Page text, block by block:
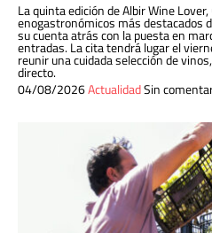
La quinta edición de Albir Wine
enogastronómicos más destacados
su cuenta atrás con la puesta en
entradas. La cita tendrá lugar el
reunir una cuidada selección de
directo.
04/08/2026ActualidadSin